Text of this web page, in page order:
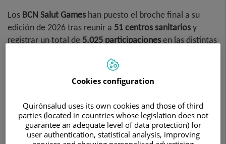
Los BCN Salut Games han puesto el broche final a su
edición de 2026 tras reunir a 51 centros sanitariosy
registrar un total de 5.025 participacionesen las distintas
Centro Médico Teknon ha vuelto a formar parte de esta
de profesionales, reafirmando su compromiso con la
promoción de la salud, el bienestar de sus equipos y el
fomento de actividades que fortalecen la cohesión entre
Cookies configuration
Quirónsalud uses its own cookies and those of third
parties (located in countries whose legislation does not
guarantee an adequate level of data protection) for
user authentication, statistical analysis, improving